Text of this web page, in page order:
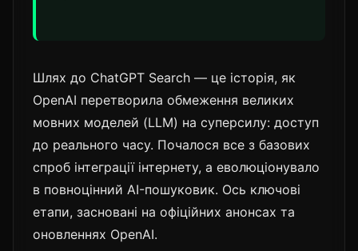
Шлях до ChatGPT Search — це історія, як
OpenAI перетворила обмеження великих
мовних моделей (LLM) на суперсилу: доступ
до реального часу. Почалося все з базових
спроб інтеграції інтернету, а еволюціонувало
в повноцінний AI-пошуковик. Ось ключові
етапи, засновані на офіційних анонсах та
оновленнях OpenAI.